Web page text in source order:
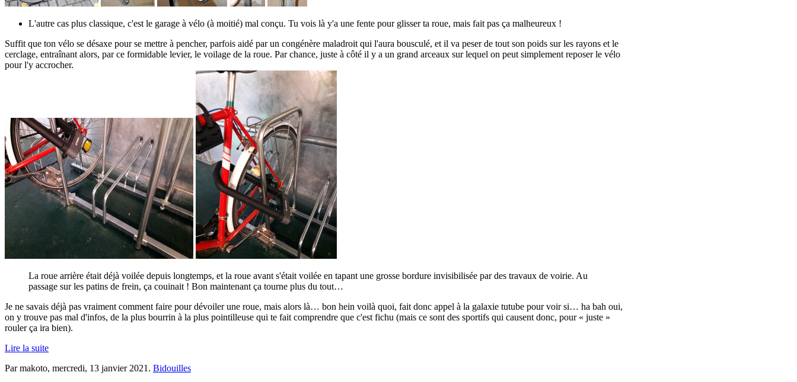
L'autre cas plus classique, c'est le garage à vélo (à moitié) mal conçu. Tu vois là y'a une fente pour glisser ta roue, mais fait pas ça malheureux !
Suffit que ton vélo se désaxe pour se mettre à pencher, parfois aidé par un congénère maladroit qui l'aura bousculé, et il va peser de tout son poids sur les rayons et le
cerclage, entraînant alors, par ce formidable levier, le voilage de la roue. Par chance, juste à côté il y a un grand arceaux sur lequel on peut simplement reposer le vélo
pour l'y accrocher.
La roue arrière était déjà voilée depuis longtemps, et la roue avant s'était voilée en tapant une grosse bordure invisibilisée par des travaux de voirie. Au
passage sur les patins de frein, ça couinait ! Bon maintenant ça tourne plus du tout…
Je ne savais déjà pas vraiment comment faire pour dévoiler une roue, mais alors là… bon hein voilà quoi, fait donc appel à la galaxie tutube pour voir si… ha bah oui,
on y trouve pas mal d'infos, de la plus bourrin à la plus pointilleuse qui te fait comprendre que c'est fichu (mais ce sont des sportifs qui causent donc, pour « juste »
rouler ça ira bien).
Lire la suite
Par makoto, mercredi, 13 janvier 2021 . Bidouilles